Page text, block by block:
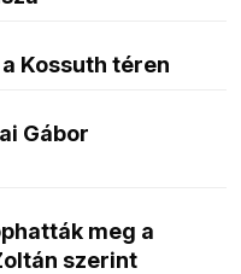
Kossuth téren
Gábor
meg a
szerint